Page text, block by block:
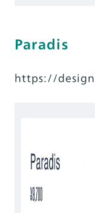
Paradis
https://